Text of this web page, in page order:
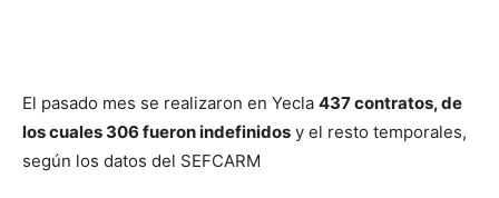
El pasado mes se realizaron en Yecla 437 contratos, de
los cuales 306 fueron indefinidos y el resto temporales,
según los datos del SEFCARM